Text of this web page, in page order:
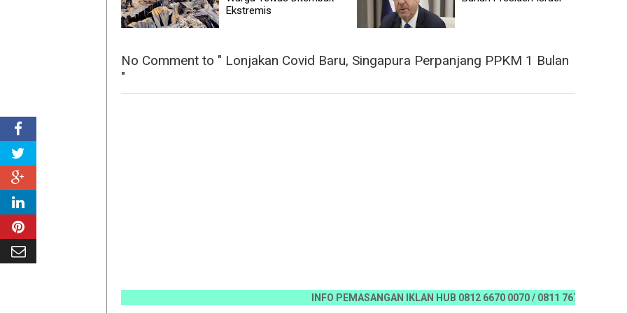
Ekstremis
No Comment to " Lonjakan Covid Baru, Singapura Perpanjang PPKM 1 Bulan
"
INFO PEMASANGAN IKLAN HUB 0812 6670 0070 / 0811 7673 35,